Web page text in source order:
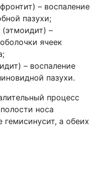
– воспаление
пазухи;
–
ячеек
– воспаление
пазухи.
процесс
носа
гемисинусит, а обеих